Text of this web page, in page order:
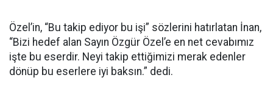
Özel’in, “Bu takip ediyor bu işi” sözlerini hatırlatan İnan,
“Bizi hedef alan Sayın Özgür Özel’e en net cevabımız
işte bu eserdir. Neyi takip ettiğimizi merak edenler
dönüp bu eserlere iyi baksın.” dedi.